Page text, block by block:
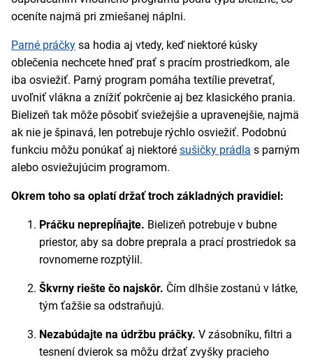
oceníte najmä pri zmiešanej náplni.
Parné práčky sa hodia aj vtedy, keď niektoré kúsky
oblečenia nechcete hneď prať s pracím prostriedkom, ale
iba osviežiť. Parný program pomáha textílie prevetrať,
uvoľniť vlákna a znížiť pokrčenie aj bez klasického prania.
Bielizeň tak môže pôsobiť sviežejšie a upravenejšie, najmä
ak nie je špinavá, len potrebuje rýchlo osviežiť. Podobnú
funkciu môžu ponúkať aj niektoré sušičky prádla s parným
alebo osviežujúcim programom.
Okrem toho sa oplatí držať troch základných pravidiel:
Práčku neprepĺňajte. Bielizeň potrebuje v bubne
priestor, aby sa dobre preprala a prací prostriedok sa
rovnomerne rozptýlil.
Škvrny riešte čo najskôr. Čím dlhšie zostanú v látke,
tým ťažšie sa odstraňujú.
Nezabúdajte na údržbu práčky. V zásobníku, filtri a
tesnení dvierok sa môžu držať zvyšky pracieho